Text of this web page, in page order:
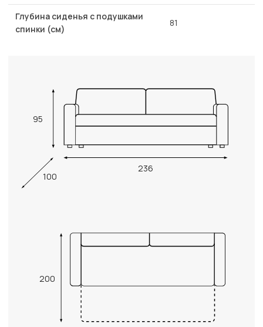
Глубина сиденья с подушками
спинки (см)
81
95
236
100
200